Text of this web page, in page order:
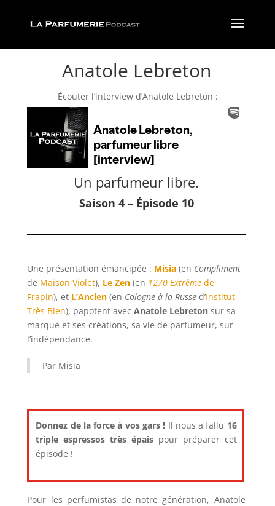
Anatole Lebreton
Écouter l’interview d’Anatole Lebreton :
Un parfumeur libre.
Saison 4 – Épisode 10
Une présentation émancipée : Misia (en Compliment
de Maison Violet), Le Zen (en 1270 Extrême de
Frapin),et L’Ancien (en Cologne à la Russe d’Institut
Très Bien), papotent avecAnatole Lebreton sur sa
marque et ses créations, sa vie de parfumeur, sur
l’indépendance.
Par Misia
Donnez de la force à vos gars ! Il nous a fallu 16
triple espressos très épais pour préparer cet
épisode !
Pour les perfumistas de notre génération, Anatole